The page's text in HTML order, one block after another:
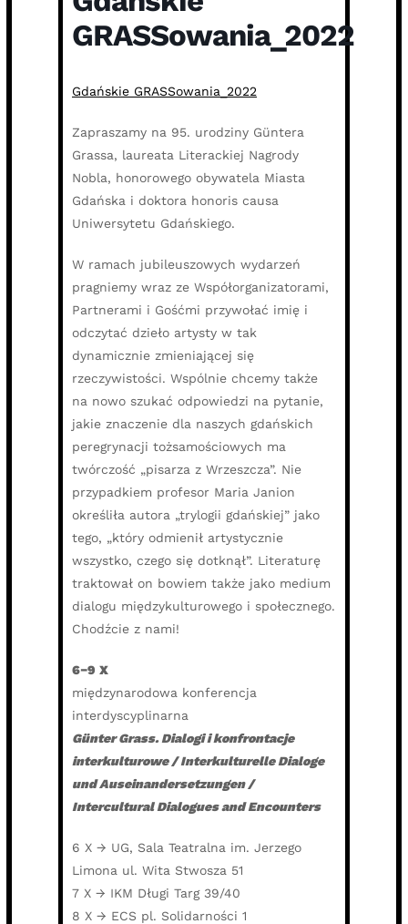
GRASSowania_2022
Gdańskie GRASSowania_2022
Zapraszamy na 95. urodziny Güntera
Grassa, laureata Literackiej Nagrody
Nobla, honorowego obywatela Miasta
Gdańska i doktora honoris causa
Uniwersytetu Gdańskiego.
W ramach jubileuszowych wydarzeń
pragniemy wraz ze Współorganizatorami,
Partnerami i Gośćmi przywołać imię i
odczytać dzieło artysty w tak
dynamicznie zmieniającej się
rzeczywistości. Wspólnie chcemy także
na nowo szukać odpowiedzi na pytanie,
jakie znaczenie dla naszych gdańskich
peregrynacji tożsamościowych ma
twórczość „pisarza z Wrzeszcza”. Nie
przypadkiem profesor Maria Janion
określiła autora „trylogii gdańskiej” jako
tego, „który odmienił artystycznie
wszystko, czego się dotknął”. Literaturę
traktował on bowiem także jako medium
dialogu międzykulturowego i społecznego.
Chodźcie z nami!
6−9 X
międzynarodowa konferencja
interdyscyplinarna
Günter Grass. Dialogi i konfrontacje
interkulturowe / Interkulturelle Dialoge
und Auseinandersetzungen /
Intercultural Dialogues and Encounters
6 X → UG, Sala Teatralna im. Jerzego
Limona ul. Wita Stwosza 51
7 X → IKM Długi Targ 39/40
8 X → ECS pl. Solidarności 1